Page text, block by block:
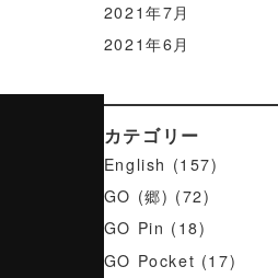
2021年7月
2021年6月
カテゴリー
English (157)
GO (郷) (72)
GO Pin (18)
GO Pocket (17)